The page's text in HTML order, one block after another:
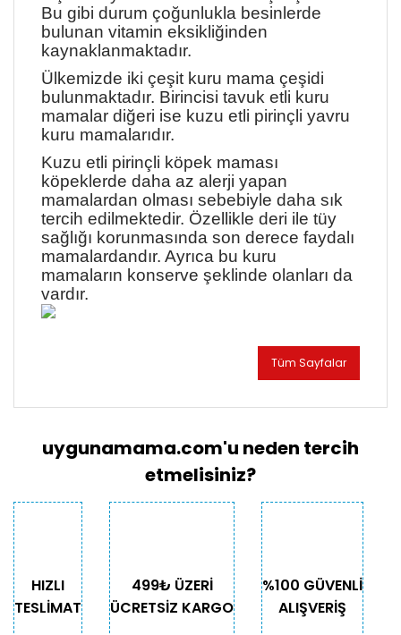
Bu gibi durum çoğunlukla besinlerde
bulunan vitamin eksikliğinden
kaynaklanmaktadır.
Ülkemizde iki çeşit kuru mama çeşidi
bulunmaktadır. Birincisi tavuk etli kuru
mamalar diğeri ise kuzu etli pirinçli yavru
kuru mamalarıdır.
Kuzu etli pirinçli köpek maması
köpeklerde daha az alerji yapan
mamalardan olması sebebiyle daha sık
tercih edilmektedir. Özellikle deri ile tüy
sağlığı korunmasında son derece faydalı
mamalardandır. Ayrıca bu kuru
mamaların konserve şeklinde olanları da
vardır.
Tüm Sayfalar
uygunamama.com'u neden tercih
etmelisiniz?
HIZLI
TESLİMAT
499₺ ÜZERİ
ÜCRETSİZ KARGO
%100 GÜVENLİ
ALIŞVERİŞ